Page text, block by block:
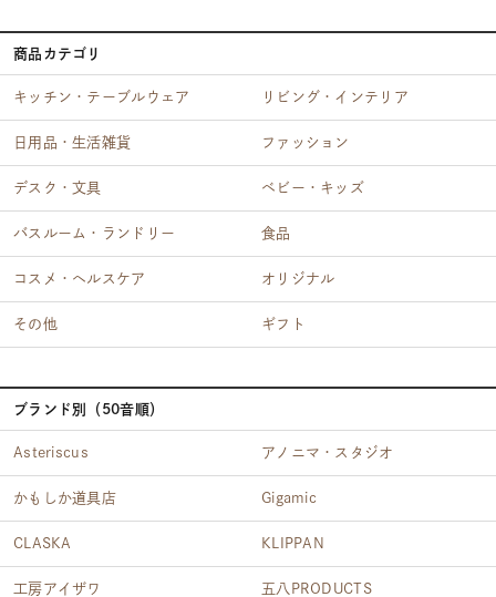
商品カテゴリ
キッチン・テーブルウェア リビング・インテリア
日用品・生活雑貨 ファッション
デスク・文具 ベビー・キッズ
バスルーム・ランドリー 食品
コスメ・ヘルスケア オリジナル
その他 ギフト
ブランド別（50音順）
Asteriscus アノニマ・スタジオ
かもしか道具店 Gigamic
CLASKA KLIPPAN
工房アイザワ 五八PRODUCTS